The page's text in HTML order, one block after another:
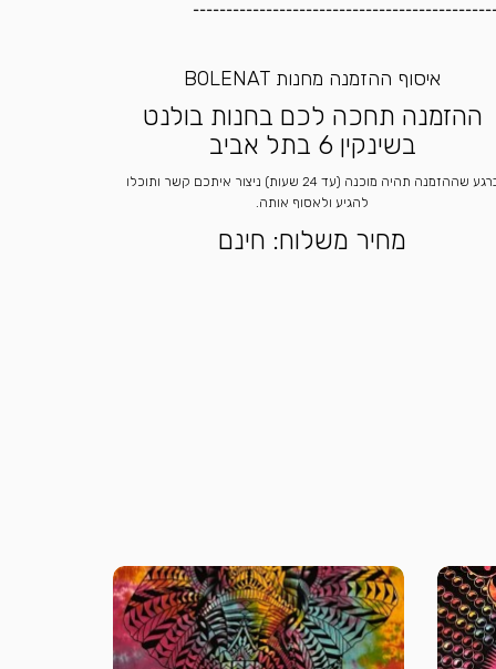
איסוף ההזמנה מחנות BOLENAT
ההזמנה תחכה לכם בחנות בולנט
בשינקין 6 בתל אביב
ברגע שההזמנה תהיה מוכנה (עד 24 שעות) ניצור איתכם קשר ותוכלו
להגיע ולאסוף אותה.
מחיר משלוח: חינם